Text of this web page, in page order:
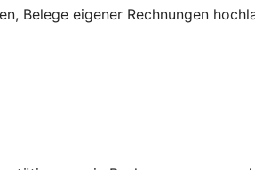
Belege eigener Rechnungen